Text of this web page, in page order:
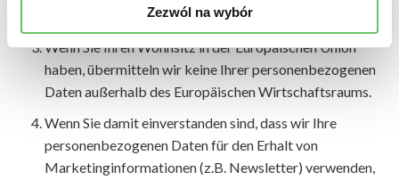
Zezwól na wybór
Wenn Sie Ihren Wohnsitz in der Europäischen Union
haben, übermitteln wir keine Ihrer personenbezogenen
Daten außerhalb des Europäischen Wirtschaftsraums.
Wenn Sie damit einverstanden sind, dass wir Ihre
personenbezogenen Daten für den Erhalt von
Marketinginformationen (z.B. Newsletter) verwenden,